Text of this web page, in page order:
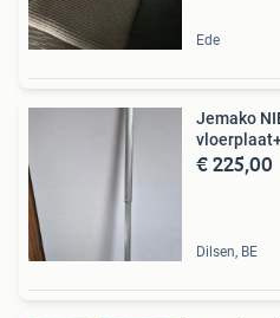
Ede
Jemako
€ 225,00
Dilsen, BE